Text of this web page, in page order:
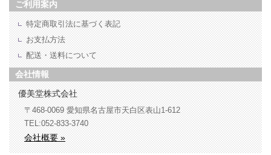
ご利用案内
特定商取引法に基づく表記
お支払方法
配送・送料について
会社情報
優美堂株式会社
〒468-0069 愛知県名古屋市天白区表山1-612
TEL:052-833-3740
会社概要 »